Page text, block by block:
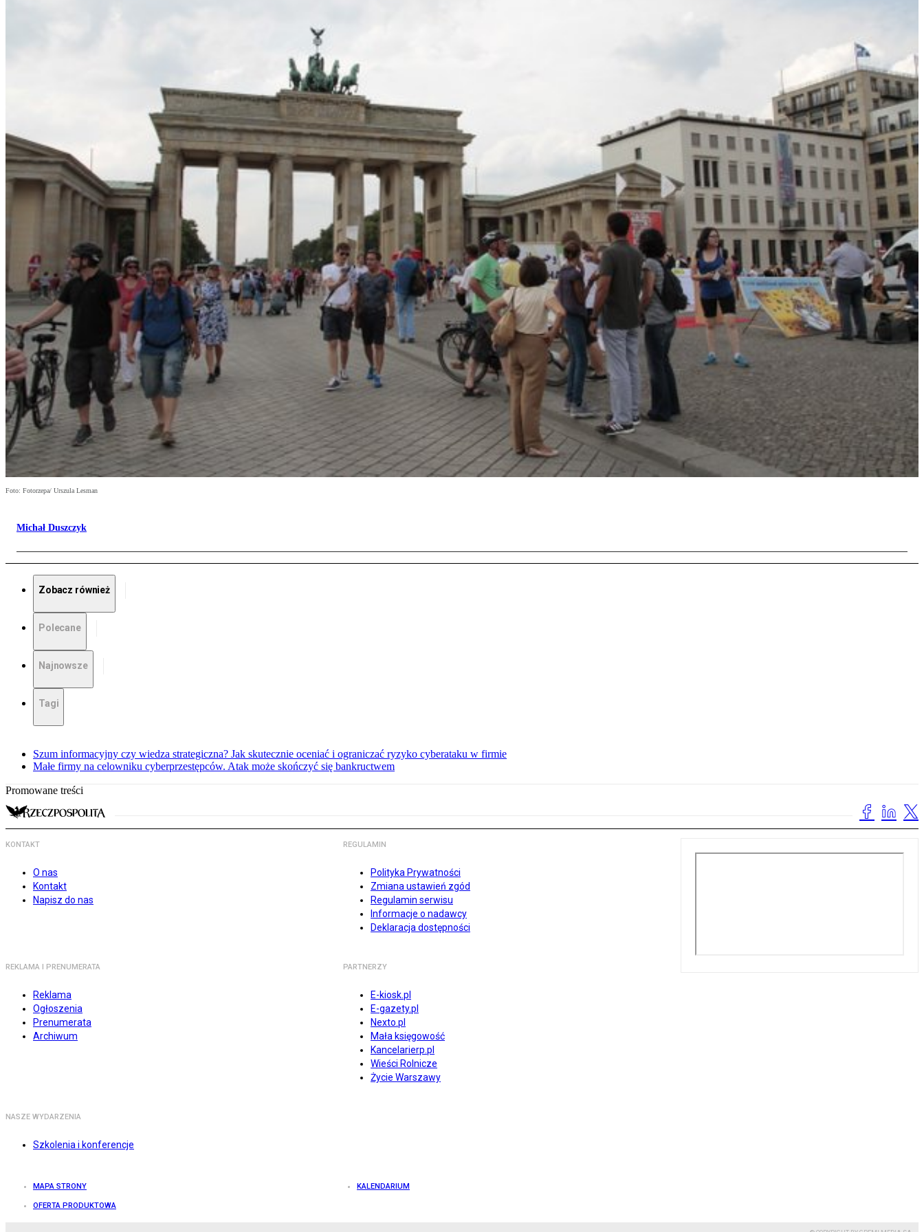
Foto: Fotorzepa/ Urszula Lesman
Michał Duszczyk
Zobacz również
Polecane
Najnowsze
Tagi
Szum informacyjny czy wiedza strategiczna? Jak skutecznie oceniać i ograniczać ryzyko cyberataku w firmie
Małe firmy na celowniku cyberprzestępców. Atak może skończyć się bankructwem
Promowane treści
KONTAKT
O nas
Kontakt
Napisz do nas
REGULAMIN
Polityka Prywatności
Zmiana ustawień zgód
Regulamin serwisu
Informacje o nadawcy
Deklaracja dostępności
REKLAMA I PRENUMERATA
Reklama
Ogłoszenia
Prenumerata
Archiwum
PARTNERZY
E-kiosk.pl
E-gazety.pl
Nexto.pl
Mała księgowość
Kancelarierp.pl
Wieści Rolnicze
Życie Warszawy
NASZE WYDARZENIA
Szkolenia i konferencje
MAPA STRONY KALENDARIUM
OFERTA PRODUKTOWA